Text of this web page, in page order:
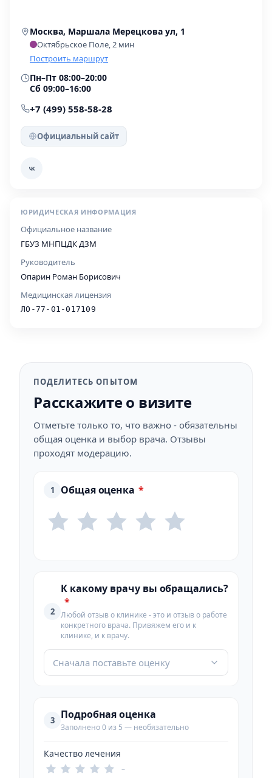
Москва, Маршала Мерецкова ул, 1
Октябрьское Поле, 2 мин
Построить маршрут
Пн–Пт 08:00–20:00
Сб 09:00–16:00
+7 (499) 558-58-28
Официальный сайт
ЮРИДИЧЕСКАЯ ИНФОРМАЦИЯ
Официальное название
ГБУЗ МНПЦДК ДЗМ
Руководитель
Опарин Роман Борисович
Медицинская лицензия
ЛО-77-01-017109
ПОДЕЛИТЕСЬ ОПЫТОМ
Расскажите о визите
Отметьте только то, что важно - обязательны
общая оценка и выбор врача. Отзывы
проходят модерацию.
1 Общая оценка *
2
К какому врачу вы обращались?
*
Любой отзыв о клинике - это и отзыв о работе
конкретного врача. Привяжем его и к
клинике, и к врачу.
Сначала поставьте оценку
3 Подробная оценка
Заполнено 0 из 5 — необязательно
Качество лечения
–